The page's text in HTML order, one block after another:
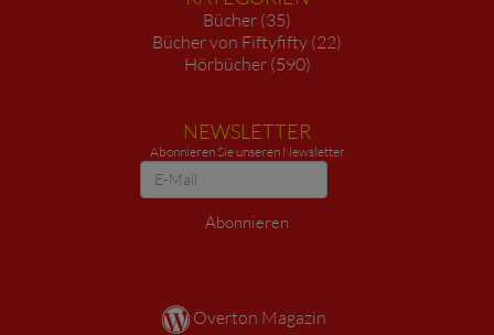
Bücher (35)
Bücher von Fiftyfifty (22)
Hörbücher (590)
NEWSLETTER
Abonnieren Sie unseren Newsletter
Newsletter
Abonnieren
Overton Magazin